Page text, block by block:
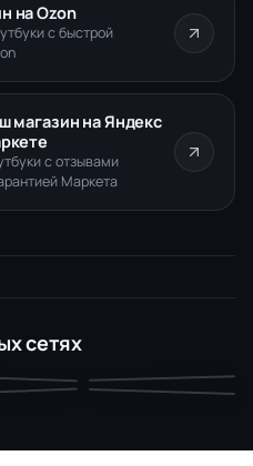
на Ozon
с быстрой
магазин на Яндекс
с отзывами
Маркета
сетях